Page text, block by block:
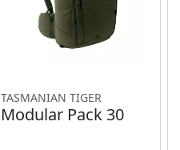
TASMANIAN TIGER
Modular Pack 30